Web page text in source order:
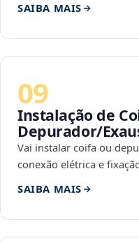
SAIBA MAIS
09
Instalação de
Depurador/
Vai instalar coifa ou
conexão elétrica e
SAIBA MAIS